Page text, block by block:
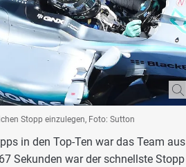
Stopp einzulegen, Foto: Sutton
in den Top-Ten war das Team aus
Sekunden war der schnellste Stopp